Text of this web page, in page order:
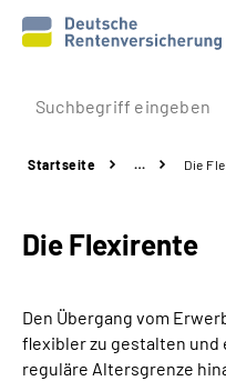
Prävention
Rente
Beratung & Kontakt
Experten
Startseite … Die
Die Flexirente
Den Übergang vom
flexibler zu gestalten und
reguläre Altersgrenze